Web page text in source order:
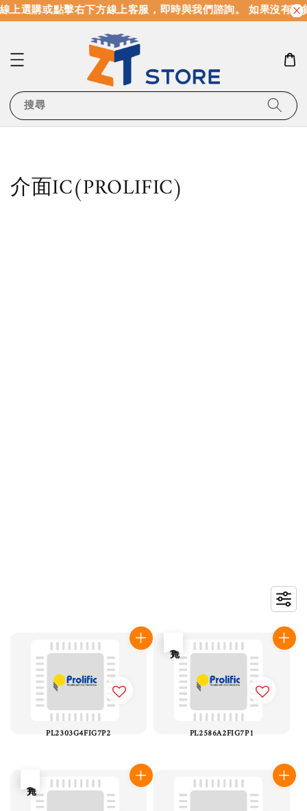
上選購或點擊右下方線上客服，即時與我們諮詢。 如果沒有現
搜尋
介面IC(PROLIFIC)
PL2303G4FIG7P2 PL2586A2FIG7P1